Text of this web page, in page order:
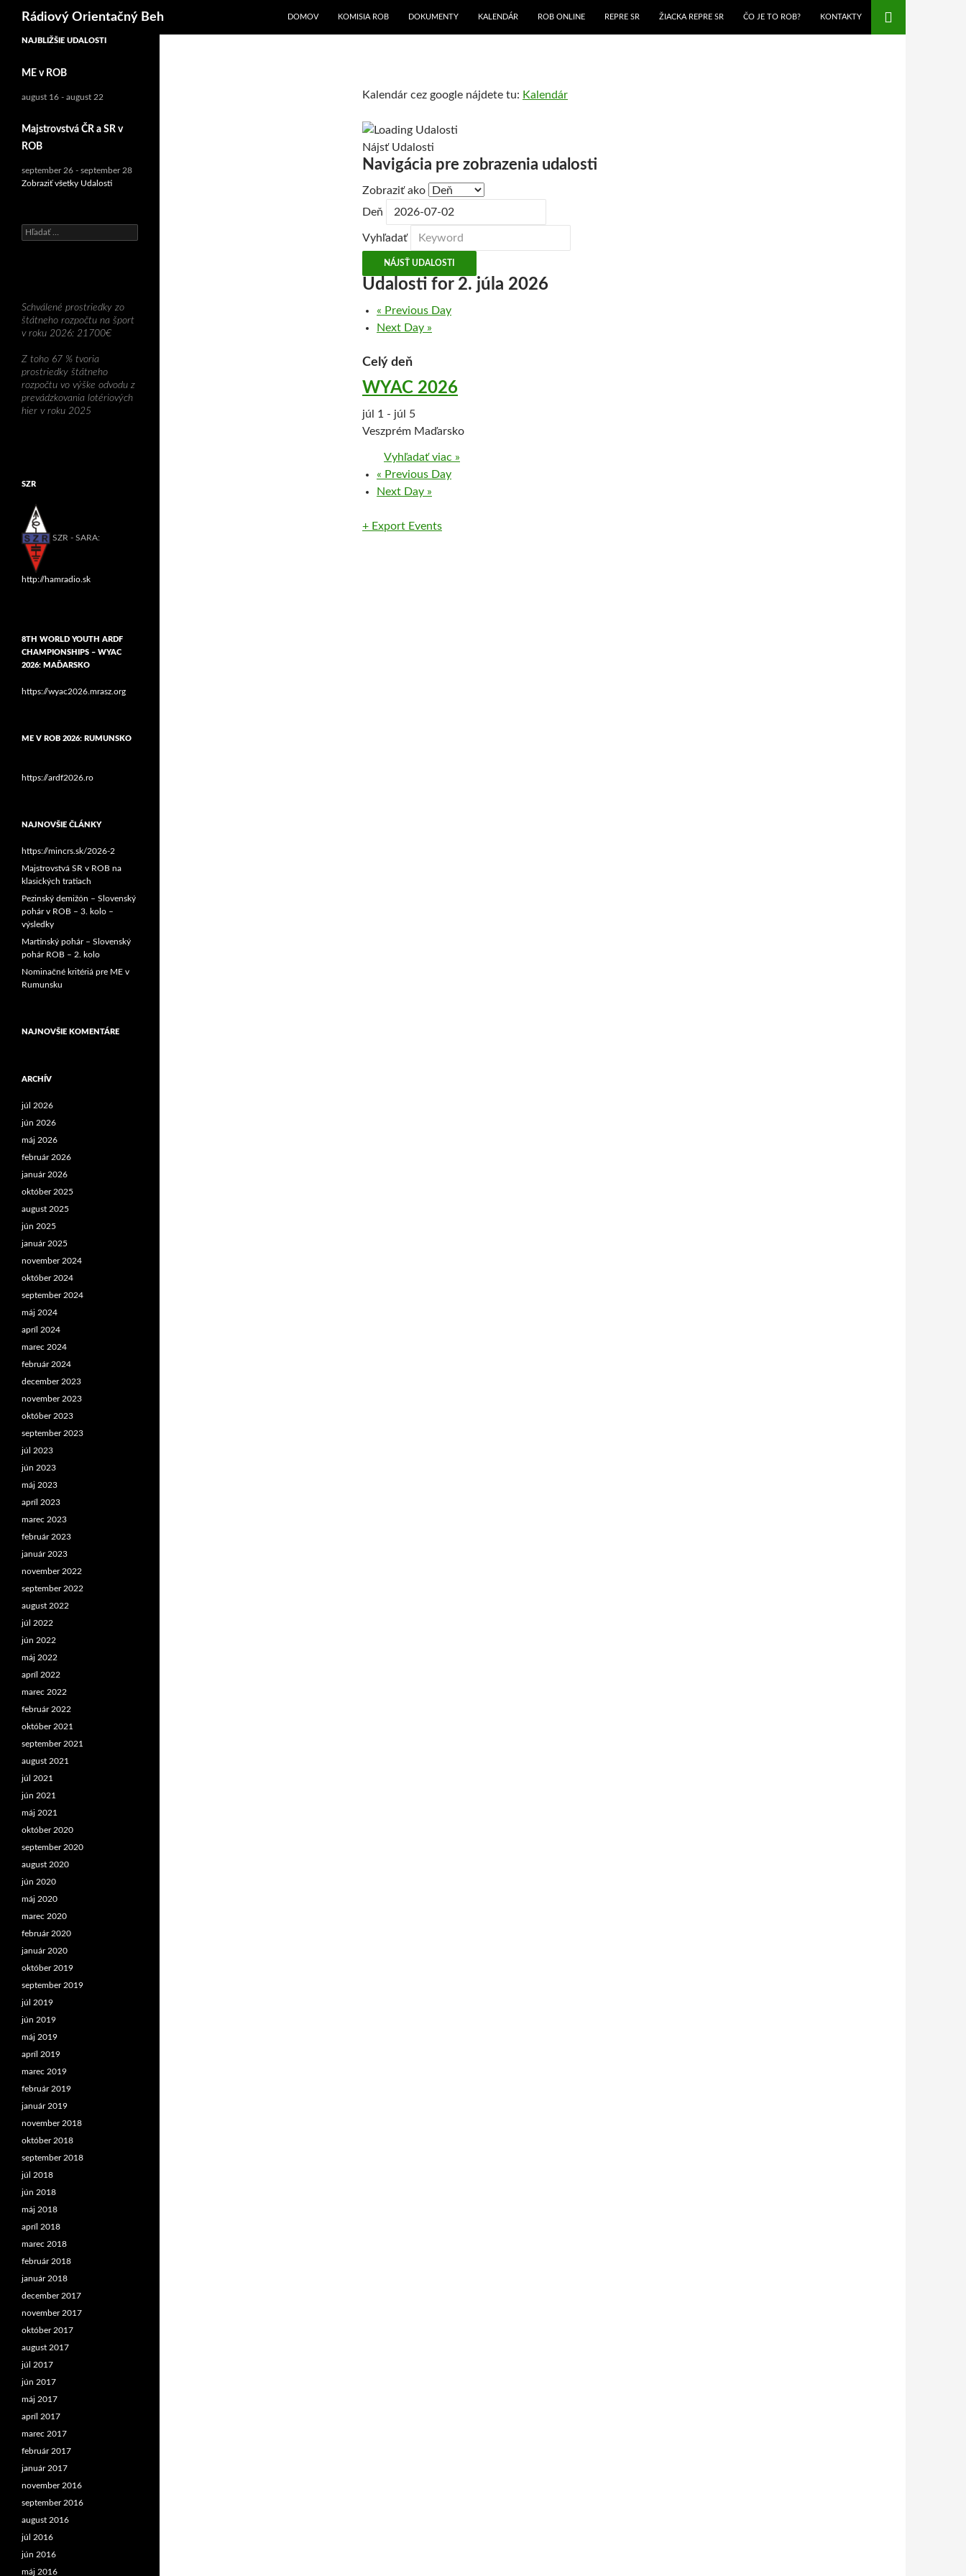
Preskočiť
obsah
Rádiový Orientačný Beh DOMOV KOMISIA ROB DOKUMENTY KALENDÁR ROB ONLINE REPRE SR ŽIACKA REPRE SR ČO JE TO ROB? KONTAKTY
Kalendár cez google nájdete tu: Kalendár
Nájsť Udalosti
Navigácia pre zobrazenia udalosti
Zobraziť ako
Deň
Vyhľadať
Udalosti for 2. júla 2026
N
a
i
g
á
c
i
a
« Previous Day
Next Day »
Celý deň
WYAC 2026
júl 1 - júl 5
Veszprém Maďarsko
Vyhľadať viac »
N
a
i
« Previous Day
Next Day »
+ Export Events
NAJBLIŽŠIE UDALOSTI
ME v ROB
august 16 - august 22
Majstrovstvá ČR a SR v
ROB
september 26 - september 28
Zobraziť všetky Udalosti
H
ľ
:Schválené prostriedky zo
štátneho rozpočtu na šport
v roku 2026: 21700€
Z toho 67 % tvoria
prostriedky štátneho
rozpočtu vo výške odvodu z
prevádzkovania lotériových
hier v roku 2025
SZR
SZR - SARA:
http://hamradio.sk
8TH WORLD YOUTH ARDF
CHAMPIONSHIPS – WYAC
2026: MAĎARSKO
https://wyac2026.mrasz.org
ME V ROB 2026: RUMUNSKO
https://ardf2026.ro
NAJNOVŠIE ČLÁNKY
https://mincrs.sk/2026-2
Majstrovstvá SR v ROB na
klasických tratiach
Pezinský demižón – Slovenský
pohár v ROB – 3. kolo –
výsledky
Martinský pohár – Slovenský
pohár ROB – 2. kolo
Nominačné kritériá pre ME v
Rumunsku
NAJNOVŠIE KOMENTÁRE
ARCHÍV
júl 2026
jún 2026
máj 2026
február 2026
január 2026
október 2025
august 2025
jún 2025
január 2025
november 2024
október 2024
september 2024
máj 2024
apríl 2024
marec 2024
február 2024
december 2023
november 2023
október 2023
september 2023
júl 2023
jún 2023
máj 2023
apríl 2023
marec 2023
február 2023
január 2023
november 2022
september 2022
august 2022
júl 2022
jún 2022
máj 2022
apríl 2022
marec 2022
február 2022
október 2021
september 2021
august 2021
júl 2021
jún 2021
máj 2021
október 2020
september 2020
august 2020
jún 2020
máj 2020
marec 2020
február 2020
január 2020
október 2019
september 2019
júl 2019
jún 2019
máj 2019
apríl 2019
marec 2019
február 2019
január 2019
november 2018
október 2018
september 2018
júl 2018
jún 2018
máj 2018
apríl 2018
marec 2018
február 2018
január 2018
december 2017
november 2017
október 2017
august 2017
júl 2017
jún 2017
máj 2017
apríl 2017
marec 2017
február 2017
január 2017
november 2016
september 2016
august 2016
júl 2016
jún 2016
máj 2016